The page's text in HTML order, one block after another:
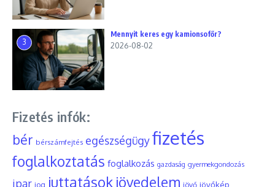
3
Mennyit keres egy kamionsofőr?
2026-08-02
Fizetés infók:
bér bérszámfejtés egészségügyfizetés
foglalkoztatás foglalkozás gazdaság gyermekgondozás
ipar jog juttatások jövedelem jövő jövőkép